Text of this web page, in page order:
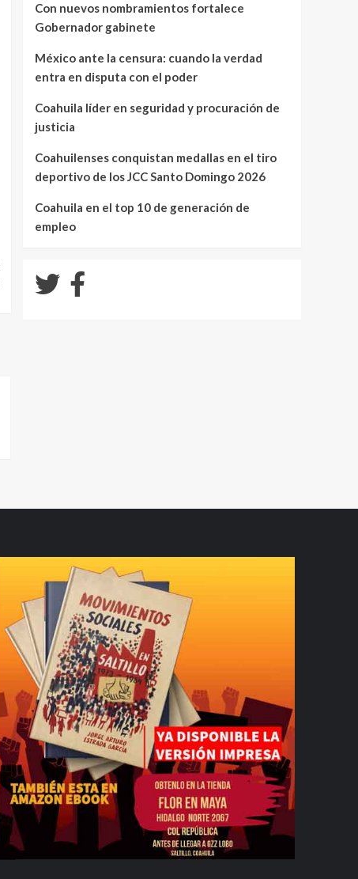
Con nuevos nombramientos fortalece
Gobernador gabinete
México ante la censura: cuando la verdad
entra en disputa con el poder
Coahuila líder en seguridad y procuración de
justicia
Coahuilenses conquistan medallas en el tiro
deportivo de los JCC Santo Domingo 2026
Coahuila en el top 10 de generación de
empleo